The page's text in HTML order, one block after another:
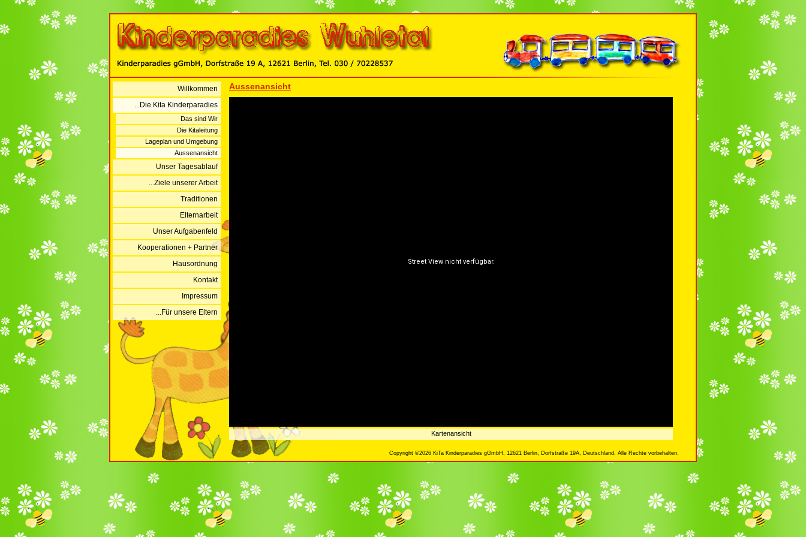
Willkommen
...Die Kita Kinderparadies
Das sind Wir
Die Kitaleitung
Lageplan und Umgebung
Aussenansicht
Unser Tagesablauf
...Ziele unserer Arbeit
Traditionen
Elternarbeit
Unser Aufgabenfeld
Kooperationen + Partner
Hausordnung
Kontakt
Impressum
...Für unsere Eltern
Aussenansicht
Kartenansicht
Copyright ©2026 KiTa Kinderparadies gGmbH, 12621 Berlin, Dorfstraße 19A, Deutschland. Alle Rechte vorbehalten.